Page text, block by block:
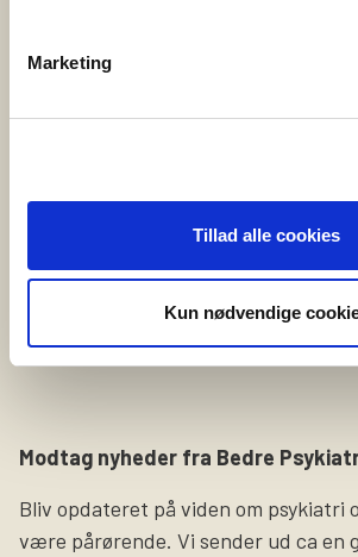
Marketing
Tillad alle cookies
Kun nødvendige
20. maj 2025
Vi leder netop nu efter en person,
lyst til at dele sine erfaringer og
selvskade som symptom og gøre
hvordan det føles at leve med det i
Slutresultatet bliver tre […]
Modtag nyheder fra Bedre
Bliv opdateret på viden om psykiatri
være pårørende. Vi sender ud ca en